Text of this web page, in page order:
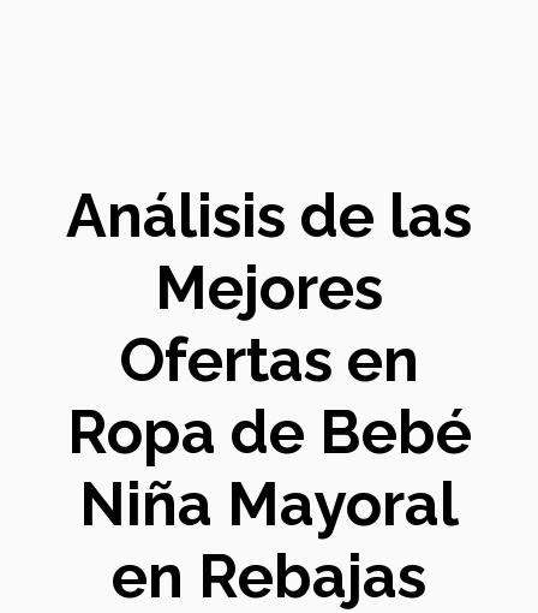
Análisis de las
Mejores
Ofertas en
Ropa de Bebé
Niña Mayoral
en Rebajas